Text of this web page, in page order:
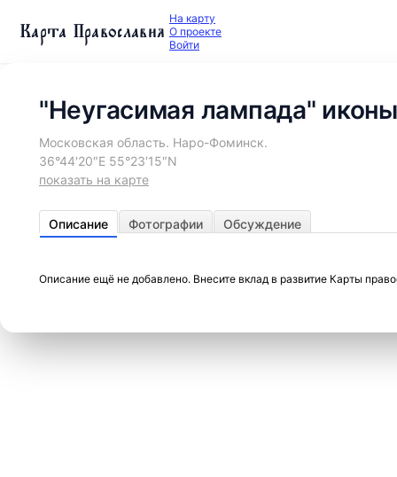
Карта Православия На карту
О проекте
Войти
"Неугасимая лампада"
Московская область. Наро-Фоминск.
36°44′20″E 55°23′15″N
показать на карте
Описание Фотографии Обсуждение
Описание ещё не добавлено. Внесите вклад в развитие Карты